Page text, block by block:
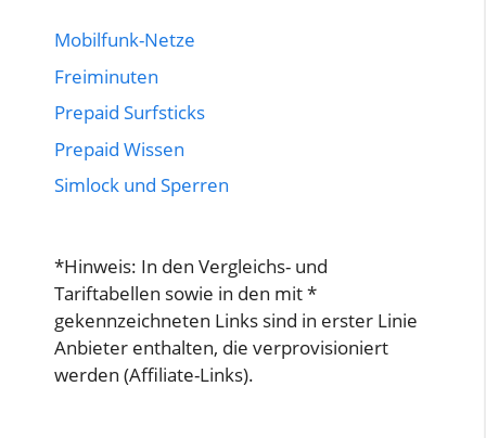
Mobilfunk-Netze
Freiminuten
Prepaid Surfsticks
Prepaid Wissen
Simlock und Sperren
*Hinweis: In den Vergleichs- und
Tariftabellen sowie in den mit *
gekennzeichneten Links sind in erster Linie
Anbieter enthalten, die verprovisioniert
werden (Affiliate-Links).